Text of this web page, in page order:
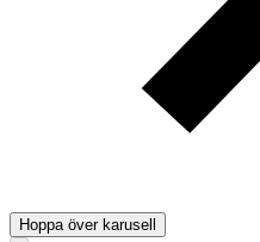
Hoppa över karusell